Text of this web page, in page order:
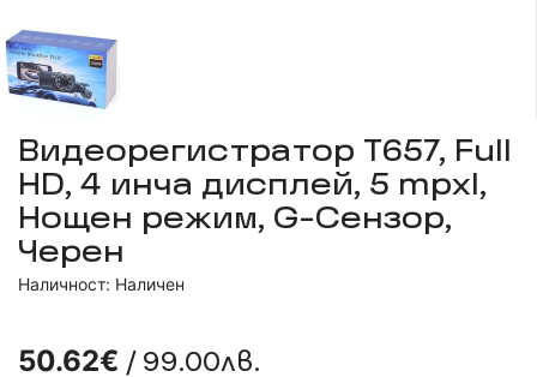
Видеорегистратор T657, Full
HD, 4 инча дисплей, 5 mpxl,
Нощен режим, G-Сензор,
Черен
Наличност: Наличен
50.62€ / 99.00лв.